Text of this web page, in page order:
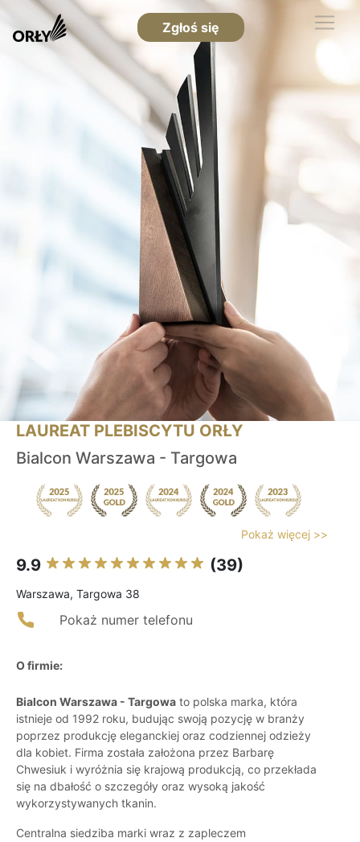
Zgłoś się
LAUREAT PLEBISCYTU ORŁY
Bialcon Warszawa - Targowa
Pokaż więcej >>
9.9 (39)
Warszawa, Targowa 38
Pokaż numer telefonu
O firmie:
Bialcon Warszawa - Targowa to polska marka, która
istnieje od 1992 roku, budując swoją pozycję w branży
poprzez produkcję eleganckiej oraz codziennej odzieży
dla kobiet. Firma została założona przez Barbarę
Chwesiuk i wyróżnia się krajową produkcją, co przekłada
się na dbałość o szczegóły oraz wysoką jakość
wykorzystywanych tkanin.
Centralna siedziba marki wraz z zapleczem